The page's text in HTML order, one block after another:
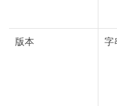
版本 字